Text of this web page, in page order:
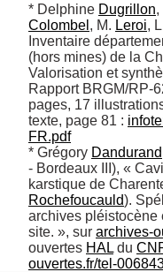
* Delphine Dugrillon
Colombel , M. Leroi,
Inventaire
(hors mines) de la
Valorisation et
Rapport BRGM/RP-
pages, 17
texte, page 81 :
FR.pdf
* Grégory Dandurand
- Bordeaux III), «
karstique de
Rochefoucauld).
archives pléistocène
site. », sur archives-
ouvertes HAL du
ouvertes.fr/tel-